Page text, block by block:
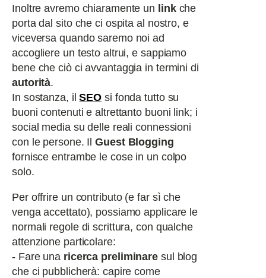
Inoltre avremo chiaramente un linkche
porta dal sito che ci ospita al nostro, e
viceversa quando saremo noi ad
accogliere un testo altrui, e sappiamo
bene che ciò ci avvantaggia in termini di
autorità.
In sostanza, ilSEO si fonda tutto su
buoni contenuti e altrettanto buoni link; i
social media su delle reali connessioni
con le persone. Il Guest Blogging
fornisce entrambe le cose in un colpo
solo.
Per offrire un contributo (e far sì che
venga accettato), possiamo applicare le
normali regole di scrittura, con qualche
attenzione particolare:
- Fare una ricerca preliminare sul blog
che ci pubblicherà: capire come